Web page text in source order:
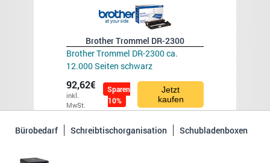
Brother Trommel DR-2300
Brother Trommel DR-2300 ca.
12.000 Seiten schwarz
92,62€
inkl.
MwSt.
Sparen
10%
Jetzt
kaufen
Bürobedarf Schreibtischorganisation Schubladenboxen